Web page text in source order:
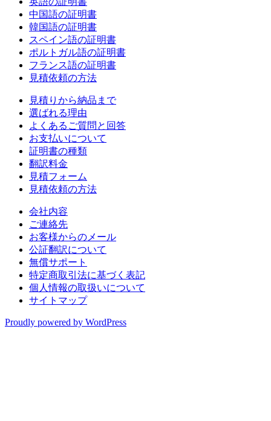
中国語の証明書
韓国語の証明書
スペイン語の証明書
ポルトガル語の証明書
フランス語の証明書
見積依頼の方法
見積りから納品まで
選ばれる理由
よくあるご質問と回答
お支払いについて
証明書の種類
翻訳料金
見積フォーム
見積依頼の方法
会社内容
ご連絡先
お客様からのメール
公証翻訳について
無償サポート
特定商取引法に基づく表記
個人情報の取扱いについて
サイトマップ
Proudly powered by WordPress